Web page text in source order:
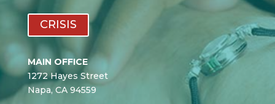
CRISIS
MAIN OFFICE
1272 Hayes Street
Napa, CA 94559